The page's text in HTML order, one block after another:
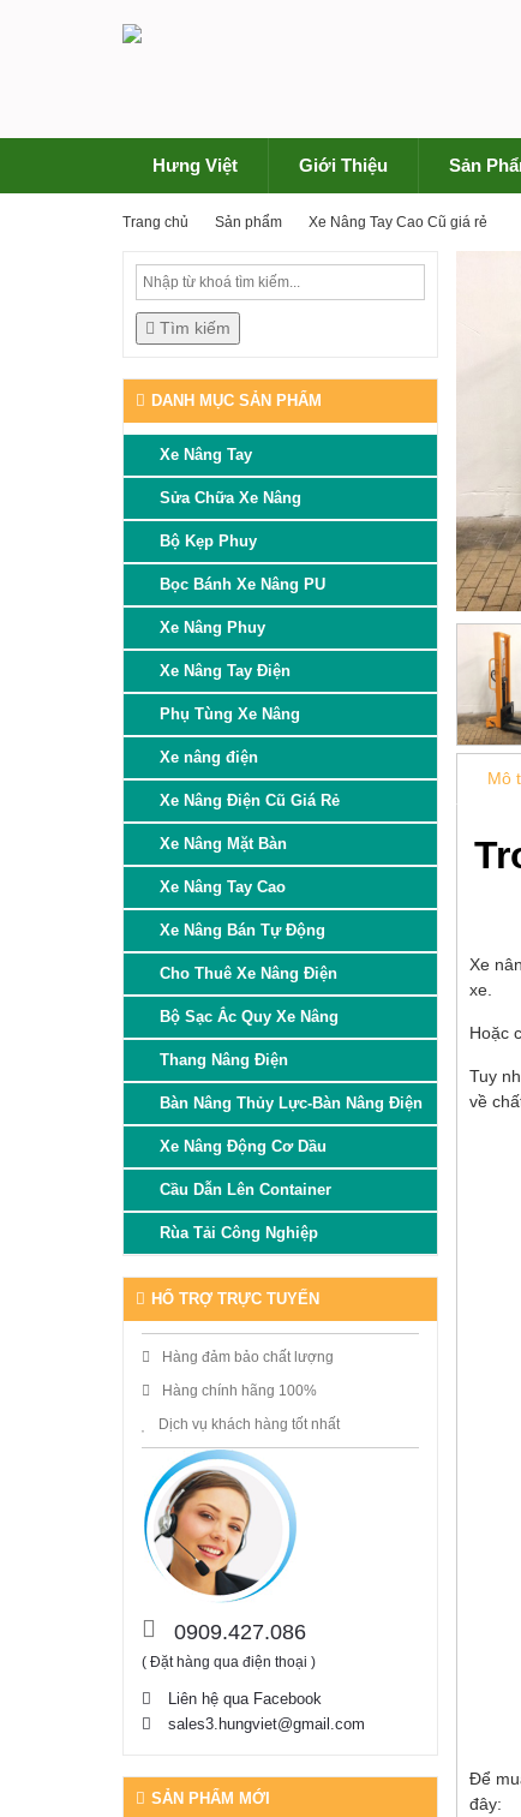
Hưng Việt Giới Thiệu Sản
Trang chủ Sản phẩm Xe Nâng Tay Cao Cũ giá rẻ
Mô
Xe
xe.
Hoặc
Tuy
về
Để
đây:
Tìm kiếm
DANH MỤC SẢN PHẨM
Xe Nâng Tay
Sửa Chữa Xe Nâng
Bộ Kẹp Phuy
Bọc Bánh Xe Nâng PU
Xe Nâng Phuy
Xe Nâng Tay Điện
Phụ Tùng Xe Nâng
Xe nâng điện
Xe Nâng Điện Cũ Giá Rẻ
Xe Nâng Mặt Bàn
Xe Nâng Tay Cao
Xe Nâng Bán Tự Động
Cho Thuê Xe Nâng Điện
Bộ Sạc Ắc Quy Xe Nâng
Thang Nâng Điện
Bàn Nâng Thủy Lực-Bàn Nâng Điện
Xe Nâng Động Cơ Dầu
Cầu Dẫn Lên Container
Rùa Tải Công Nghiệp
HỔ TRỢ TRỰC TUYẾN
Hàng đảm bảo chất lượng
Hàng chính hãng 100%
Dịch vụ khách hàng tốt nhất
0909.427.086
( Đặt hàng qua điện thoại )
Liên hệ qua Facebook
sales3.hungviet@gmail.com
SẢN PHẨM MỚI